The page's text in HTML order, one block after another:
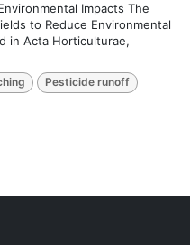
Impacts The
to Reduce Environmental
in Acta Horticulturae,
Pesticide runoff